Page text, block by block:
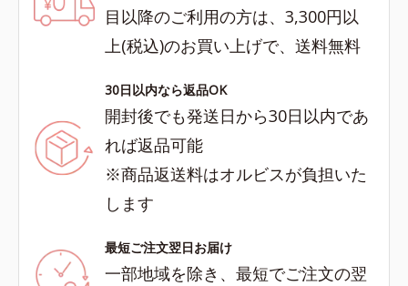
目以降のご利用の方は、3,300円以
上(税込)のお買い上げで、送料無料
30日以内なら返品OK
開封後でも発送日から30日以内であ
れば返品可能
※商品返送料はオルビスが負担いた
します
最短ご注文翌日お届け
一部地域を除き、最短でご注文の翌